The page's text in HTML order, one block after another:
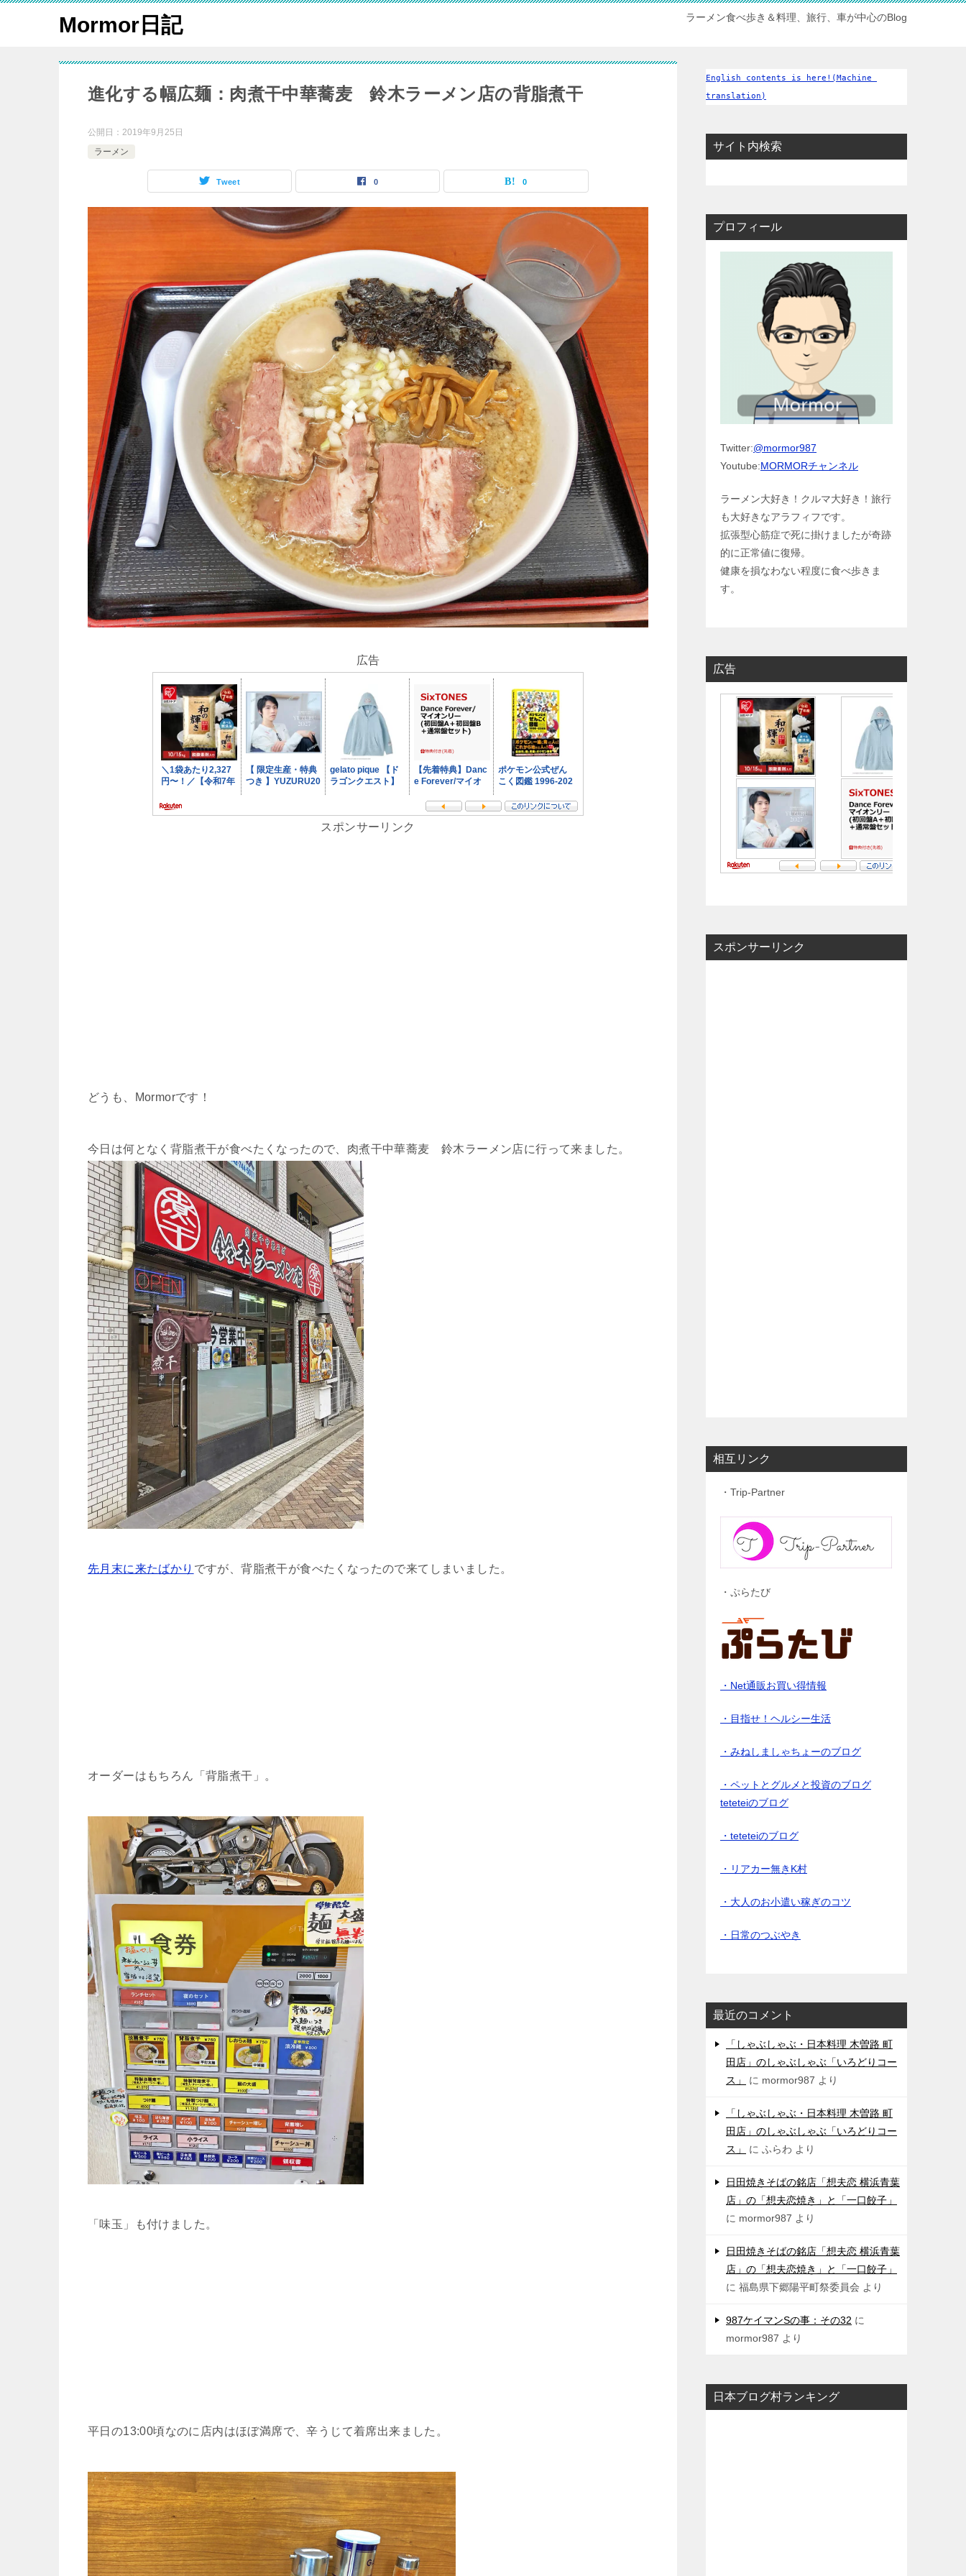
Mormor日記 ラーメン食べ歩き＆料理、旅行、車が中心のBlog
進化する幅広麺：肉煮干中華蕎麦 鈴木ラーメン店の背脂煮干
公開日： 2019年9月25日
ラーメン
Tweet 0 0
広告
スポンサーリンク
どうも、Mormorです！
今日は何となく背脂煮干が食べたくなったので、肉煮干中華蕎麦 鈴木ラーメン店に行って来ました。
先月末に来たばかり ですが、背脂煮干が食べたくなったので来てしまいました。
オーダーはもちろん「背脂煮干」。
「味玉」も付けました。
平日の13:00頃なのに店内はほぼ満席で、辛うじて着席出来ました。
English contents is here!(Machine
translation)
サイト内検索
プロフィール
Twitter:@mormor987
Youtube:MORMORチャンネル
ラーメン大好き！クルマ大好き！旅行
も大好きなアラフィフです。
拡張型心筋症で死に掛けましたが奇跡
的に正常値に復帰。
健康を損なわない程度に食べ歩きま
す。
広告
スポンサーリンク
相互リンク
・Trip-Partner
・ぷらたび
・Net通販お買い得情報
・目指せ！ヘルシー生活
・みねしましゃちょーのブログ
・ペットとグルメと投資のブログ
teteteiのブログ
・teteteiのブログ
・リアカー無きK村
・大人のお小遣い稼ぎのコツ
・日常のつぶやき
最近のコメント
「しゃぶしゃぶ・日本料理 木曽路 町
田店」のしゃぶしゃぶ「いろどりコー
ス」
に mormor987 より
「しゃぶしゃぶ・日本料理 木曽路 町
田店」のしゃぶしゃぶ「いろどりコー
ス」
に ふらわ より
日田焼きそばの銘店「想夫恋 横浜青葉
店」の「想夫恋焼き」と「一口餃子」
に mormor987 より
日田焼きそばの銘店「想夫恋 横浜青葉
店」の「想夫恋焼き」と「一口餃子」
に 福島県下郷陽平町祭委員会 より
987ケイマンSの事：その32 に
mormor987 より
日本ブログ村ランキング